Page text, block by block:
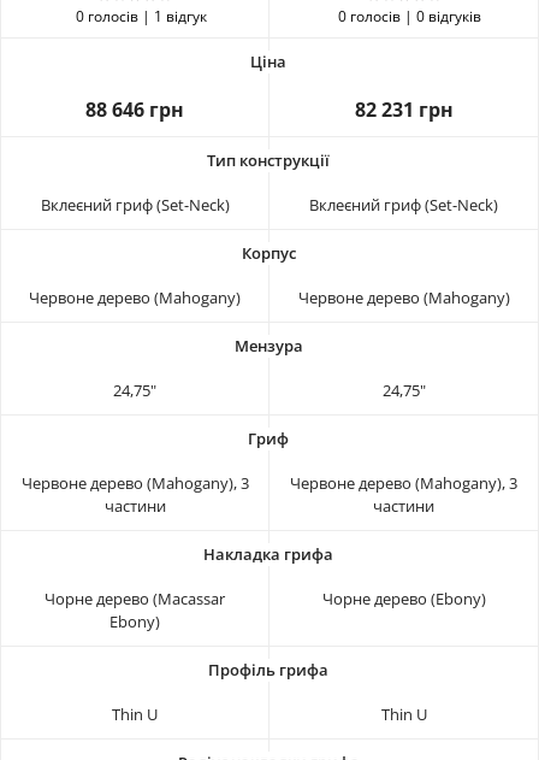
0 голосів | 1 відгук 0 голосів | 0 відгуків
88 646 грн 82 231 грн
Вклеєний гриф (Set-Neck) Вклеєний гриф (Set-Neck)
Червоне дерево (Mahogany) Червоне дерево (Mahogany)
24,75" 24,75"
Червоне дерево (Mahogany), 3
частини
Червоне дерево (Mahogany), 3
частини
Чорне дерево (Macassar
Ebony)
Чорне дерево (Ebony)
Thin U Thin U